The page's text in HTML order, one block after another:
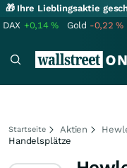
🎁 Ihre Lieblingsaktie
DAX +0,14% Gold -0,22%
Startseite Aktien
Handelsplätze